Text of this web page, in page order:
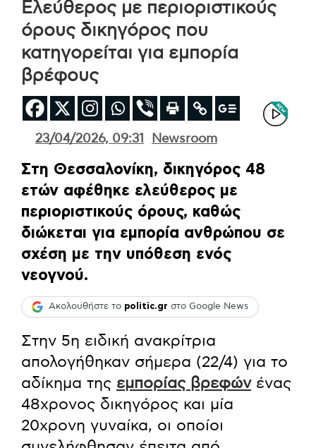
Ελεύθερος με περιοριστικούς
όρους δικηγόρος που
κατηγορείται για εμπορία
βρέφους
23/04/2026, 09:31 Newsroom
Στη Θεσσαλονίκη, δικηγόρος 48
ετών αφέθηκε ελεύθερος με
περιοριστικούς όρους, καθώς
διώκεται για εμπορία ανθρώπου σε
σχέση με την υπόθεση ενός
νεογνού.
Ακολουθήστε το politic.gr στο Google News
Στην 5η ειδική ανακρίτρια
απολογήθηκαν σήμερα (22/4) για το
αδίκημα της εμπορίας βρεφών ένας
48χρονος δικηγόρος και μία
20χρονη γυναίκα, οι οποίοι